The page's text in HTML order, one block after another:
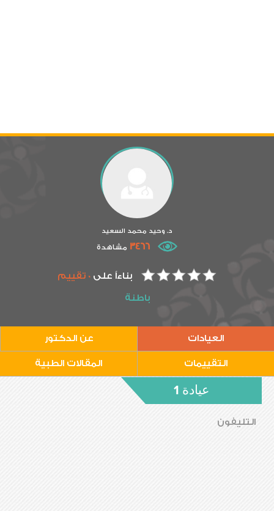
د. وحيد محمد السعيد
3466 مشاهدة
بناءاً على 0 تقييم
باطنة
العيادات عن الدكتور
التقييمات المقالات الطبية
عيادة 1
التليفون